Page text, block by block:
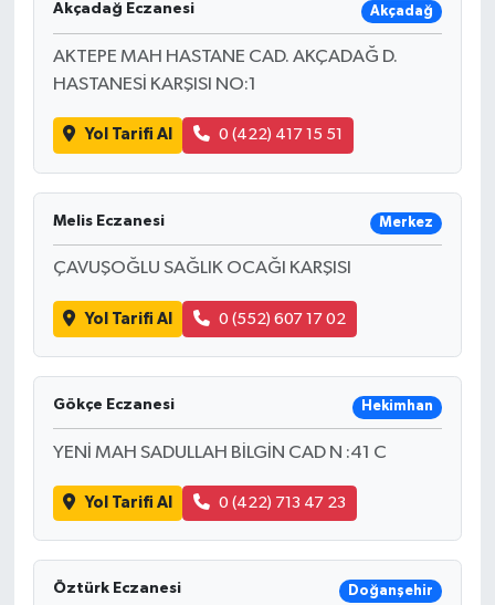
Akçadağ Eczanesi Akçadağ
AKTEPE MAH HASTANE CAD. AKÇADAĞ D.
HASTANESİ KARŞISI NO:1
Yol Tarifi Al 0 (422) 417 15 51
Melis Eczanesi Merkez
ÇAVUŞOĞLU SAĞLIK OCAĞI KARŞISI
Yol Tarifi Al 0 (552) 607 17 02
Gökçe Eczanesi Hekimhan
YENİ MAH SADULLAH BİLGİN CAD N :41 C
Yol Tarifi Al 0 (422) 713 47 23
Öztürk Eczanesi Doğanşehir